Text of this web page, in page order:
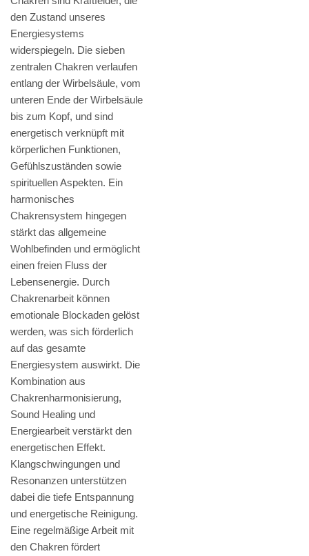
den Zustand unseres
Energiesystems
widerspiegeln. Die sieben
zentralen Chakren verlaufen
entlang der Wirbelsäule, vom
unteren Ende der Wirbelsäule
bis zum Kopf, und sind
energetisch verknüpft mit
körperlichen Funktionen,
Gefühlszuständen sowie
spirituellen Aspekten. Ein
harmonisches
Chakrensystem hingegen
stärkt das allgemeine
Wohlbefinden und ermöglicht
einen freien Fluss der
Lebensenergie. Durch
Chakrenarbeit können
emotionale Blockaden gelöst
werden, was sich förderlich
auf das gesamte
Energiesystem auswirkt. Die
Kombination aus
Chakrenharmonisierung,
Sound Healing und
Energiearbeit verstärkt den
energetischen Effekt.
Klangschwingungen und
Resonanzen unterstützen
dabei die tiefe Entspannung
und energetische Reinigung.
Eine regelmäßige Arbeit mit
den Chakren fördert